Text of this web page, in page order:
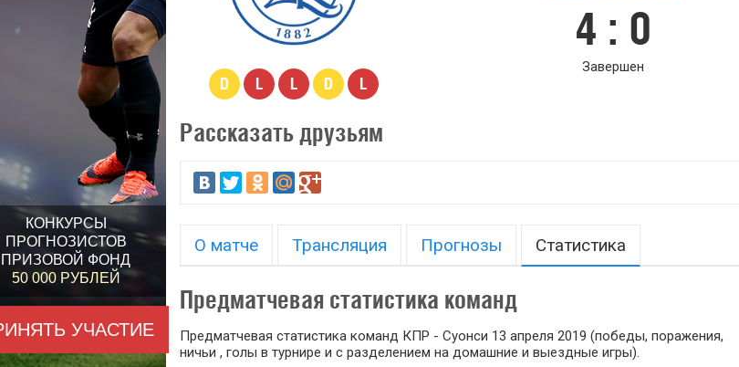
КОНКУРСЫ
ПРОГНОЗИСТОВ
ПРИЗОВОЙ ФОНД
50 000 РУБЛЕЙ
УЧАСТИЕ
D L L D L
4 : 0
Завершен
Рассказать друзьям
О матче Трансляция Прогнозы Статистика
Предматчевая статистика команд
Предматчевая статистика команд КПР - Суонси 13 апреля 2019 (победы, поражения,
ничьи , голы в турнире и с разделением на домашние и выездные игры).